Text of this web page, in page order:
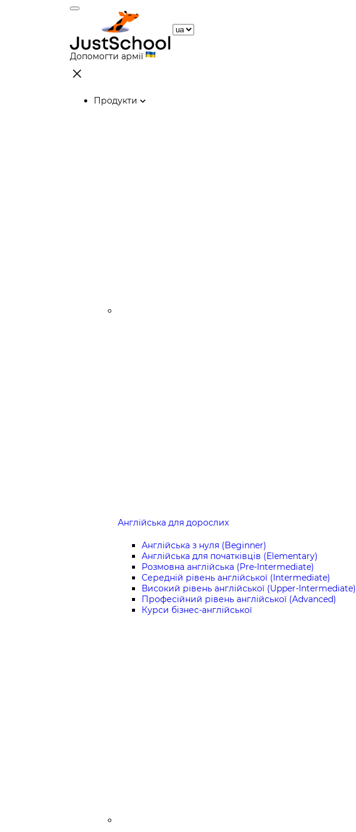
Допомогти армії
Продукти
Англійська для дорослих
Англійська з нуля (Beginner)
Англійська для початківців (Elementary)
Розмовна англійська (Pre-Intermediate)
Середній рівень англійської (Intermediate)
Високий рівень англійської (Upper-Intermediate)
Професійний рівень англійської (Advanced)
Курси бізнес-англійської